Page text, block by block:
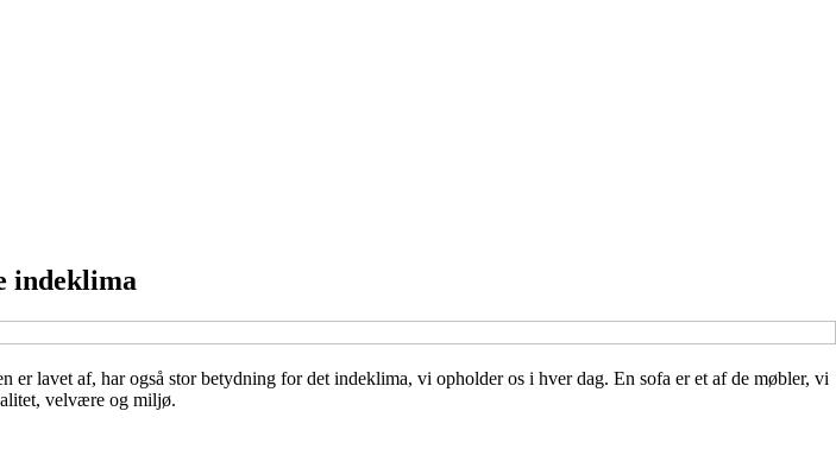
indeklima
lavet af, har også stor betydning for det indeklima, vi opholder os i hver dag. En sofa er et af de møbler, vi
velvære og miljø.